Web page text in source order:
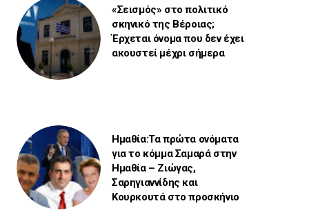
«Σεισμός» στο πολιτικό
σκηνικό της Βέροιας;
Έρχεται όνομα που δεν έχει
ακουστεί μέχρι σήμερα
Ημαθία:Τα πρώτα ονόματα
για το κόμμα Σαμαρά στην
Ημαθία – Ζιώγας,
Σαρηγιαννίδης και
Κουρκουτά στο προσκήνιο